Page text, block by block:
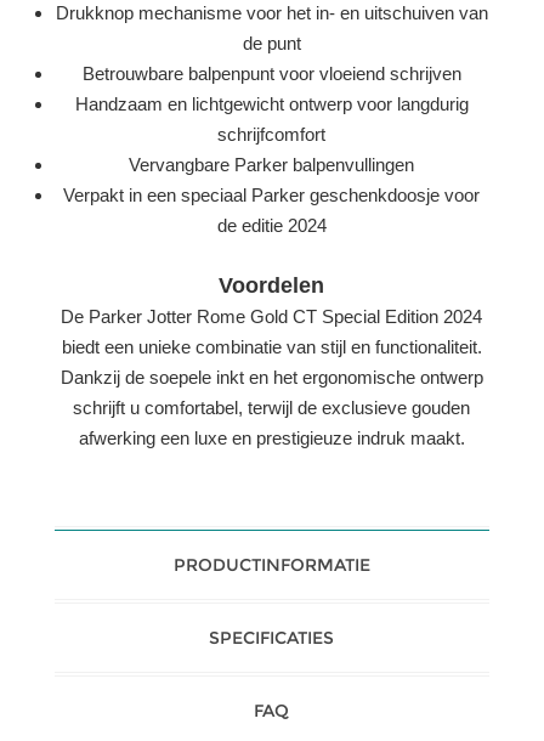
Drukknop mechanisme voor het in- en uitschuiven van
de punt
Betrouwbare balpenpunt voor vloeiend schrijven
Handzaam en lichtgewicht ontwerp voor langdurig
schrijfcomfort
Vervangbare Parker balpenvullingen
Verpakt in een speciaal Parker geschenkdoosje voor
de editie 2024
Voordelen
De Parker Jotter Rome Gold CT Special Edition 2024
biedt een unieke combinatie van stijl en functionaliteit.
Dankzij de soepele inkt en het ergonomische ontwerp
schrijft u comfortabel, terwijl de exclusieve gouden
afwerking een luxe en prestigieuze indruk maakt.
PRODUCTINFORMATIE
SPECIFICATIES
FAQ